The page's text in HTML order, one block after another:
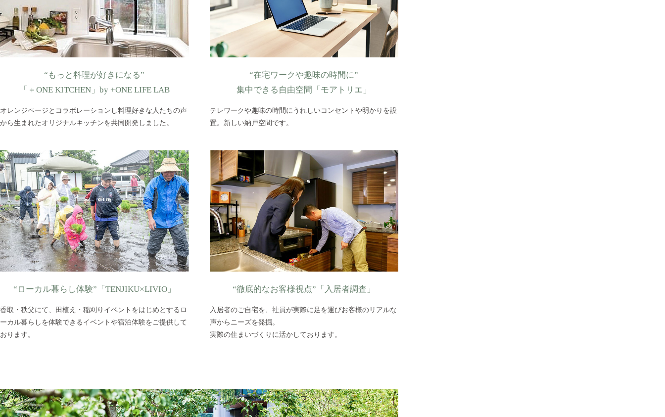
“もっと料理が好きになる”
「＋ONE KITCHEN」by +ONE LIFE LAB
オレンジページとコラボレーションし料理好きな人たちの声
から生まれたオリジナルキッチンを共同開発しました。
“在宅ワークや趣味の時間に”
集中できる自由空間「モアトリエ」
テレワークや趣味の時間にうれしいコンセントや明かりを設
置。新しい納戸空間です。
“ローカル暮らし体験”「TENJIKU×LIVIO」
香取・秩父にて、田植え・稲刈りイベントをはじめとするロ
ーカル暮らしを体験できるイベントや宿泊体験をご提供して
おります。
“徹底的なお客様視点”「入居者調査」
入居者のご自宅を、社員が実際に足を運びお客様のリアルな
声からニーズを発掘。
実際の住まいづくりに活かしております。